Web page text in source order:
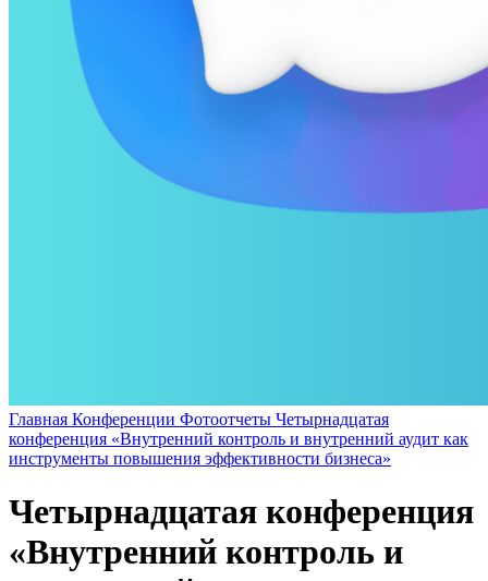
Главная Конференции Фотоотчеты Четырнадцатая
конференция «Внутренний контроль и внутренний аудит как
инструменты повышения эффективности бизнеса»
Четырнадцатая конференция
«Внутренний контроль и